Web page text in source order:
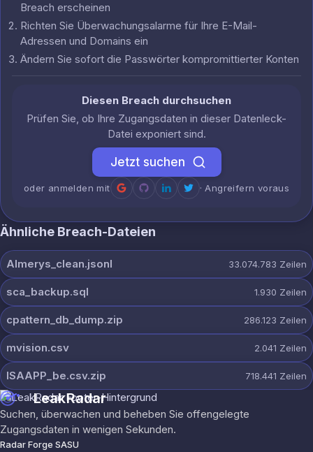
Breach erscheinen
Richten Sie Überwachungsalarme für Ihre E-Mail-
Adressen und Domains ein
Ändern Sie sofort die Passwörter kompromittierter Konten
Diesen Breach durchsuchen
Prüfen Sie, ob Ihre Zugangsdaten in dieser Datenleck-
Datei exponiert sind.
Jetzt suchen
oder anmelden mit · Angreifern voraus
Ähnliche Breach-Dateien
Almerys_clean.jsonl 33.074.783 Zeilen
sca_backup.sql 1.930 Zeilen
cpattern_db_dump.zip 286.123 Zeilen
mvision.csv 2.041 Zeilen
ISAAPP_be.csv.zip 718.441 Zeilen
LeakRadar
Suchen, überwachen und beheben Sie offengelegte
Zugangsdaten in wenigen Sekunden.
Radar Forge SASU